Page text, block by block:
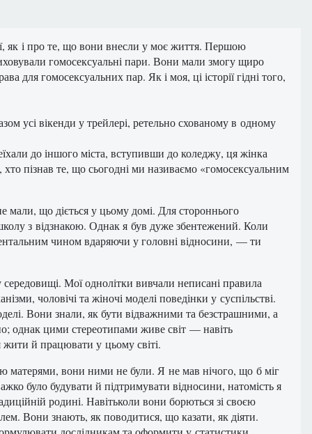
як і про те, що вони внесли у моє життя. Першою
гомосексуальні пари. Вони мали змогу щиро
для гомосексуальних пар. Як і моя, ці історії гідні того,
усі вікенди у трейлері, ретельно схованому в одному
до іншого міста, вступивши до коледжу, ця жінка
пізнав те, що сьогодні ми називаємо «гомосексуальним
мали, що діється у цьому домі. Для стороннього
з відзнакою. Однак я був дуже збентежений. Коли
чином вдаряючи у головні відносини, — ти
Мої однолітки вивчали неписані правила
чоловічі та жіночі моделі поведінки у суспільстві.
Вони знали, як бути відважними та безстрашними, а
однак цими стереотипами живе світ — навіть
й працювати у цьому світі.
матерями, вони ними не були. Я не мав нічого, що б міг
було будувати й підтримувати відносини, натомість я
родині. Навітьколи вони борються зі своєю
Вони знають, як поводитися, що казати, як діяти.